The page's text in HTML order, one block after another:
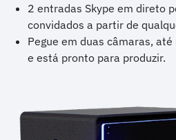
2 entradas Skype em direto
convidados a partir de
Pegue em duas câmaras,
e está pronto para produzir.